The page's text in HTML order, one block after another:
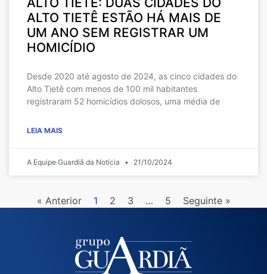
ALTO TIETÊ ESTÃO HÁ MAIS DE
UM ANO SEM REGISTRAR UM
HOMICÍDIO
Desde 2020 até agosto de 2024, as cinco cidades do
Alto Tietê com menos de 100 mil habitantes
registraram 52 homicídios dolosos, uma média de
LEIA MAIS
A Equipe Guardiã da Notícia 21/10/2024
« Anterior 1 2 3 … 5 Seguinte »